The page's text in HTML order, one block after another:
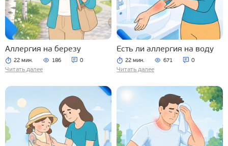
Аллергия на березу
22 мин. 186 0
Читать далее
Есть ли аллергия на воду
22 мин. 671 0
Читать далее